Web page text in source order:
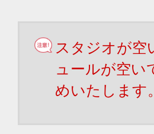
スタジオが空
ュールが空い
めいたします。